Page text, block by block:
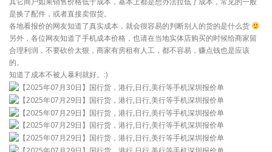
是换了配件，或者直接卖假货。
各地看报价的网友知道了真实成本，就会很容易的判断别人的货的是什么货
另外，各位网友知道了手机成本价格，也请在当地实体店购买的时候给商家留
合理利润，不要砍价太狠，商家有房租有人工，都不容易，赚点钱也是应该
的。
知道了成本不被人暴利就好。:)